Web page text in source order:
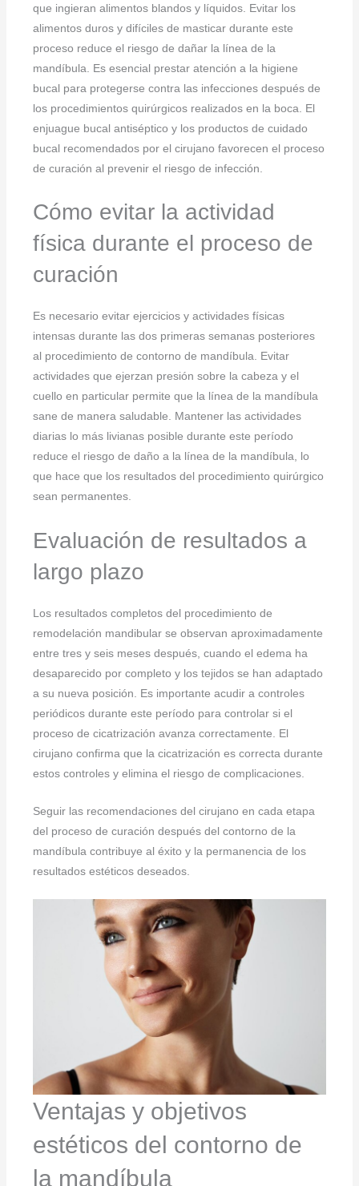
que ingieran alimentos blandos y líquidos. Evitar los
alimentos duros y difíciles de masticar durante este
proceso reduce el riesgo de dañar la línea de la
mandíbula. Es esencial prestar atención a la higiene
bucal para protegerse contra las infecciones después de
los procedimientos quirúrgicos realizados en la boca. El
enjuague bucal antiséptico y los productos de cuidado
bucal recomendados por el cirujano favorecen el proceso
de curación al prevenir el riesgo de infección.
Cómo evitar la actividad
física durante el proceso de
curación
Es necesario evitar ejercicios y actividades físicas
intensas durante las dos primeras semanas posteriores
al procedimiento de contorno de mandíbula. Evitar
actividades que ejerzan presión sobre la cabeza y el
cuello en particular permite que la línea de la mandíbula
sane de manera saludable. Mantener las actividades
diarias lo más livianas posible durante este período
reduce el riesgo de daño a la línea de la mandíbula, lo
que hace que los resultados del procedimiento quirúrgico
sean permanentes.
Evaluación de resultados a
largo plazo
Los resultados completos del procedimiento de
remodelación mandibular se observan aproximadamente
entre tres y seis meses después, cuando el edema ha
desaparecido por completo y los tejidos se han adaptado
a su nueva posición. Es importante acudir a controles
periódicos durante este período para controlar si el
proceso de cicatrización avanza correctamente. El
cirujano confirma que la cicatrización es correcta durante
estos controles y elimina el riesgo de complicaciones.
Seguir las recomendaciones del cirujano en cada etapa
del proceso de curación después del contorno de la
mandíbula contribuye al éxito y la permanencia de los
resultados estéticos deseados.
Ventajas y objetivos
estéticos del contorno de
la mandíbula